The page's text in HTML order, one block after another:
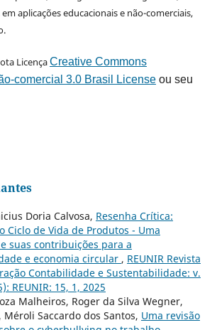
aplicações educacionais e não-comerciais,
LicençaCreative Commons
comercial 3.0 Brasil Licenseou seu
Doria Calvosa, Resenha Crítica:
Ciclo de Vida de Produtos - Uma
suas contribuições para a
e economia circular , REUNIR Revista
Contabilidade e Sustentabilidade: v.
REUNIR: 15, 1, 2025
Malheiros, Roger da Silva Wegner,
Méroli Saccardo dos Santos, Uma revisão